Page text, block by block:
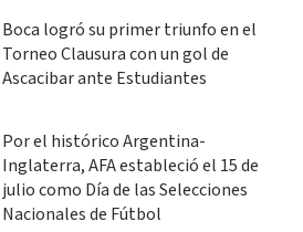
Boca logró su primer triunfo en el
Torneo Clausura con un gol de
Ascacibar ante Estudiantes
Por el histórico Argentina-
Inglaterra, AFA estableció el 15 de
julio como Día de las Selecciones
Nacionales de Fútbol